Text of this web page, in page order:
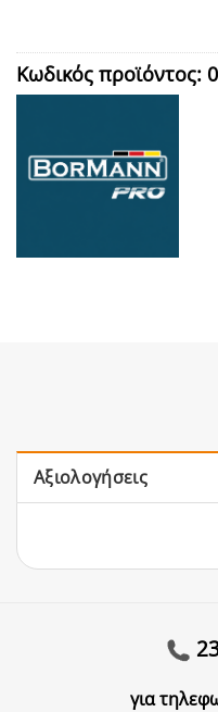
Κωδικός προϊόντος:
Αξιολογήσεις
για